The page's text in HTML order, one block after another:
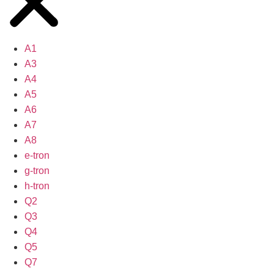
A1
A3
A4
A5
A6
A7
A8
e-tron
g-tron
h-tron
Q2
Q3
Q4
Q5
Q7